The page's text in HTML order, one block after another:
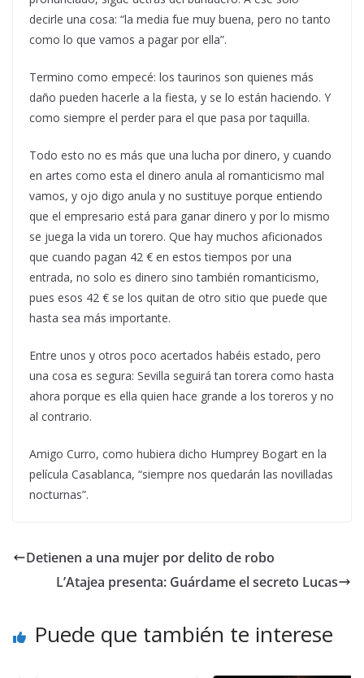
decirle una cosa: “la media fue muy buena, pero no tanto
como lo que vamos a pagar por ella”.
Termino como empecé: los taurinos son quienes más
daño pueden hacerle a la fiesta, y se lo están haciendo. Y
como siempre el perder para el que pasa por taquilla.
Todo esto no es más que una lucha por dinero, y cuando
en artes como esta el dinero anula al romanticismo mal
vamos, y ojo digo anula y no sustituye porque entiendo
que el empresario está para ganar dinero y por lo mismo
se juega la vida un torero. Que hay muchos aficionados
que cuando pagan 42 € en estos tiempos por una
entrada, no solo es dinero sino también romanticismo,
pues esos 42 € se los quitan de otro sitio que puede que
hasta sea más importante.
Entre unos y otros poco acertados habéis estado, pero
una cosa es segura: Sevilla seguirá tan torera como hasta
ahora porque es ella quien hace grande a los toreros y no
al contrario.
Amigo Curro, como hubiera dicho Humprey Bogart en la
película Casablanca, “siempre nos quedarán las novilladas
nocturnas”.
Detienen a una mujer por delito de robo
L’Atajea presenta: Guárdame el secreto Lucas
Puede que también te interese